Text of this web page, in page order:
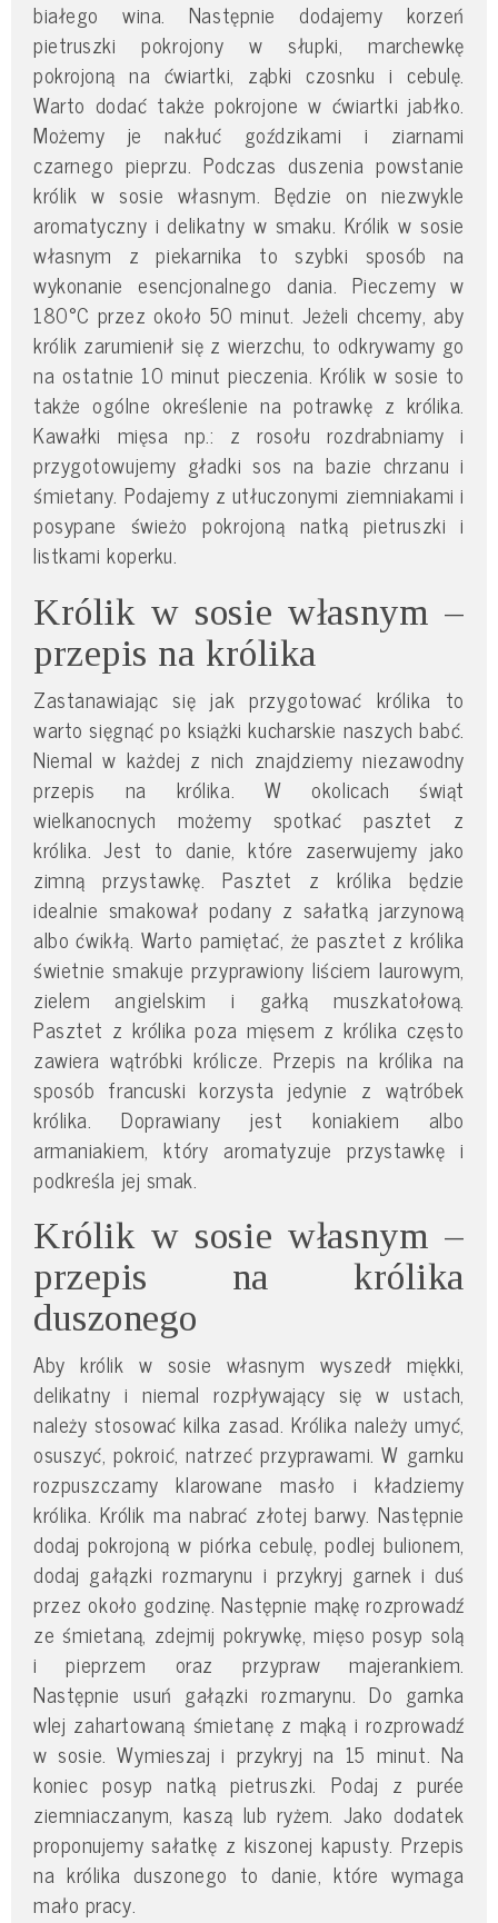
białego wina. Następnie dodajemy korzeń
pietruszki pokrojony w słupki, marchewkę
pokrojoną na ćwiartki, ząbki czosnku i cebulę.
Warto dodać także pokrojone w ćwiartki jabłko.
Możemy je nakłuć goździkami i ziarnami
czarnego pieprzu. Podczas duszenia powstanie
królik w sosie własnym. Będzie on niezwykle
aromatyczny i delikatny w smaku. Królik w sosie
własnym z piekarnika to szybki sposób na
wykonanie esencjonalnego dania. Pieczemy w
180°C przez około 50 minut. Jeżeli chcemy, aby
królik zarumienił się z wierzchu, to odkrywamy go
na ostatnie 10 minut pieczenia. Królik w sosie to
także ogólne określenie na potrawkę z królika.
Kawałki mięsa np.: z rosołu rozdrabniamy i
przygotowujemy gładki sos na bazie chrzanu i
śmietany. Podajemy z utłuczonymi ziemniakami i
posypane świeżo pokrojoną natką pietruszki i
listkami koperku.
Królik w sosie własnym –
przepis na królika
Zastanawiając się jak przygotować królika to
warto sięgnąć po książki kucharskie naszych babć.
Niemal w każdej z nich znajdziemy niezawodny
przepis na królika. W okolicach świąt
wielkanocnych możemy spotkać pasztet z
królika. Jest to danie, które zaserwujemy jako
zimną przystawkę. Pasztet z królika będzie
idealnie smakował podany z sałatką jarzynową
albo ćwikłą. Warto pamiętać, że pasztet z królika
świetnie smakuje przyprawiony liściem laurowym,
zielem angielskim i gałką muszkatołową.
Pasztet z królika poza mięsem z królika często
zawiera wątróbki królicze. Przepis na królika na
sposób francuski korzysta jedynie z wątróbek
królika. Doprawiany jest koniakiem albo
armaniakiem, który aromatyzuje przystawkę i
podkreśla jej smak.
Królik w sosie własnym –
przepis na królika
duszonego
Aby królik w sosie własnym wyszedł miękki,
delikatny i niemal rozpływający się w ustach,
należy stosować kilka zasad. Królika należy umyć,
osuszyć, pokroić, natrzeć przyprawami. W garnku
rozpuszczamy klarowane masło i kładziemy
królika. Królik ma nabrać złotej barwy. Następnie
dodaj pokrojoną w piórka cebulę, podlej bulionem,
dodaj gałązki rozmarynu i przykryj garnek i duś
przez około godzinę. Następnie mąkę rozprowadź
ze śmietaną, zdejmij pokrywkę, mięso posyp solą
i pieprzem oraz przypraw majerankiem.
Następnie usuń gałązki rozmarynu. Do garnka
wlej zahartowaną śmietanę z mąką i rozprowadź
w sosie. Wymieszaj i przykryj na 15 minut. Na
koniec posyp natką pietruszki. Podaj z purée
ziemniaczanym, kaszą lub ryżem. Jako dodatek
proponujemy sałatkę z kiszonej kapusty. Przepis
na królika duszonego to danie, które wymaga
mało pracy.